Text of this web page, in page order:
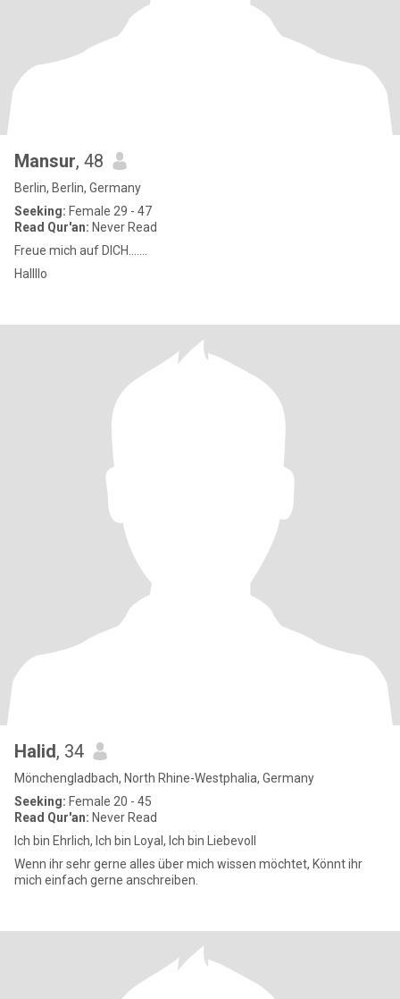
Mansur, 48
Berlin, Berlin, Germany
Seeking: Female 29 - 47
Read Qur'an: Never Read
Freue mich auf DICH.......
Hallllo
Halid, 34
Mönchengladbach, North Rhine-Westphalia, Germany
Seeking: Female 20 - 45
Read Qur'an: Never Read
Ich bin Ehrlich, Ich bin Loyal, Ich bin Liebevoll
Wenn ihr sehr gerne alles über mich wissen möchtet, Könnt ihr
mich einfach gerne anschreiben.